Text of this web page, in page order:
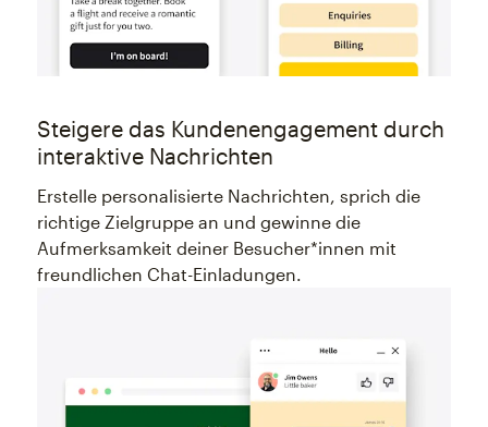
Steigere das Kundenengagement durch
interaktive Nachrichten
Erstelle personalisierte Nachrichten, sprich die
richtige Zielgruppe an und gewinne die
Aufmerksamkeit deiner Besucher*innen mit
freundlichen Chat-Einladungen.